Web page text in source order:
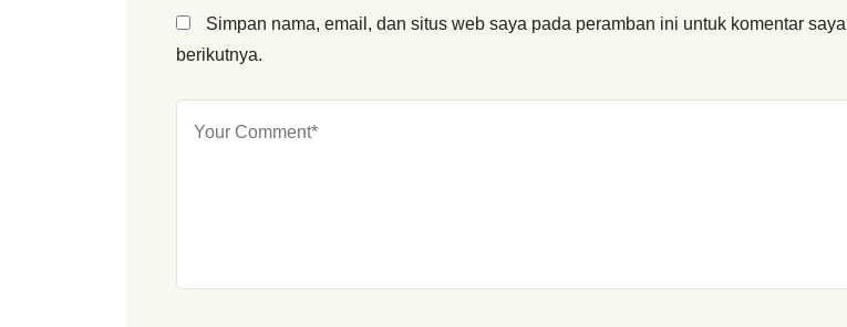
Simpan nama, email, dan situs web saya pada peramban ini untuk komentar saya
berikutnya.